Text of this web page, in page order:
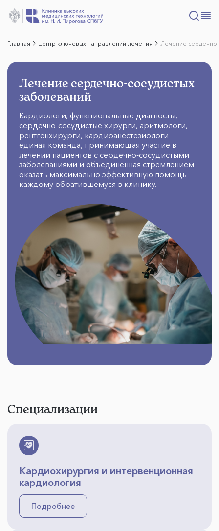
Главная Центр ключевых направлений лечения Лечение
Лечение сердечно-сосудистых
заболеваний
Кардиологи, функциональные диагносты,
сердечно-сосудистые хирурги, аритмологи,
рентгенхирурги, кардиоанестезиологи -
единая команда, принимающая участие в
лечении пациентов с сердечно-сосудистыми
заболеваниями и объединенная стремлением
оказать максимально эффективную помощь
каждому обратившемуся в клинику.
Специализации
Кардиохирургия и интервенционная
кардиология
Подробнее